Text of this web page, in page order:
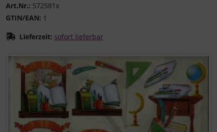
Art.Nr.: 572581x
GTIN/EAN: 1
Lieferzeit: sofort lieferbar
Wenn mehr als ein Produktbild existiert, können Sie die